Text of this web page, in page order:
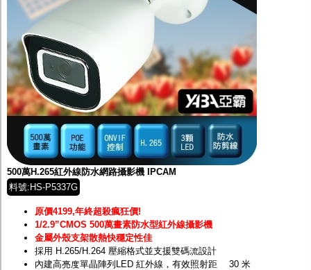
500萬H.265紅外線防水網路攝影機 IPCAM
料號:HS-P5337G
原價4199,年終超殺瘋狂價!
1/2.9”CMOS 500萬畫素防水型紅外線攝影機
金屬外殼支架散熱快穩定性佳
採用 H.265/H.264 壓縮格式並支援雙碼流設計
內建高亮度單晶陣列LED 紅外線，有效照射距離 30 米